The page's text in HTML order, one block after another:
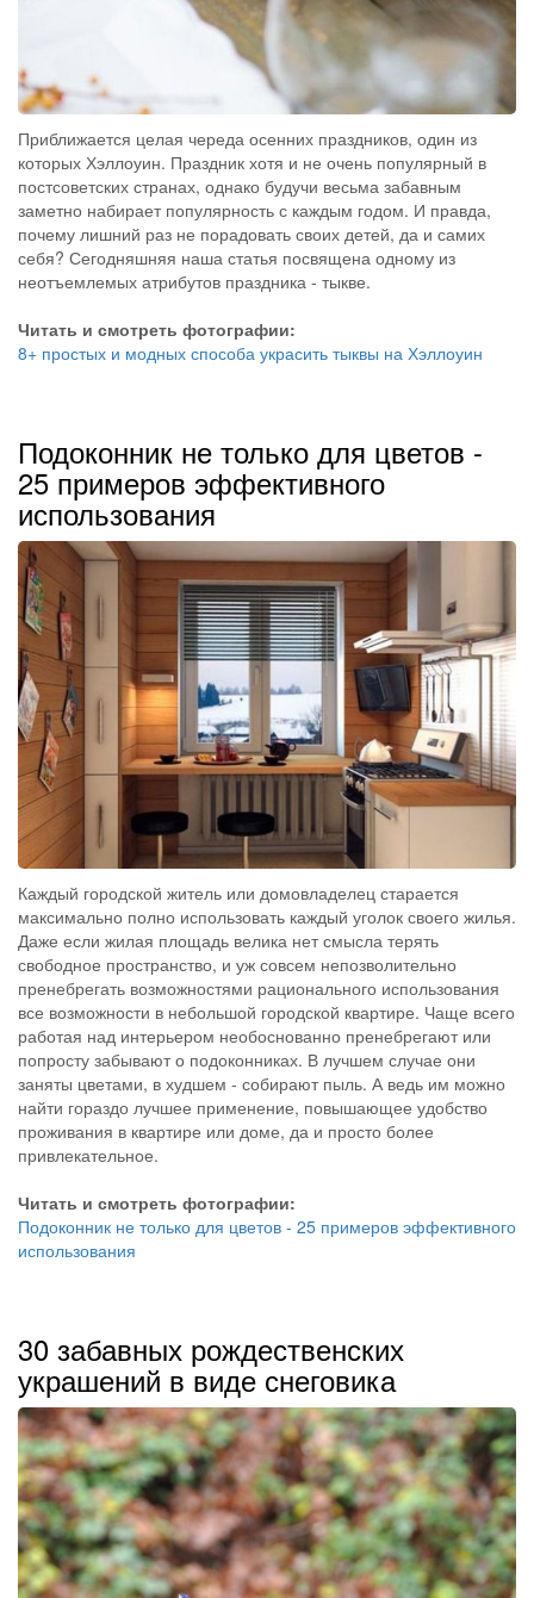
Приближается целая череда осенних праздников, один из
которых Хэллоуин. Праздник хотя и не очень популярный в
постсоветских странах, однако будучи весьма забавным
заметно набирает популярность с каждым годом. И правда,
почему лишний раз не порадовать своих детей, да и самих
себя? Сегодняшняя наша статья посвящена одному из
неотъемлемых атрибутов праздника - тыкве.
Читать и смотреть фотографии:
8+ простых и модных способа украсить тыквы на Хэллоуин
Подоконник не только для цветов -
25 примеров эффективного
использования
Каждый городской житель или домовладелец старается
максимально полно использовать каждый уголок своего жилья.
Даже если жилая площадь велика нет смысла терять
свободное пространство, и уж совсем непозволительно
пренебрегать возможностями рационального использования
все возможности в небольшой городской квартире. Чаще всего
работая над интерьером необоснованно пренебрегают или
попросту забывают о подоконниках. В лучшем случае они
заняты цветами, в худшем - собирают пыль. А ведь им можно
найти гораздо лучшее применение, повышающее удобство
проживания в квартире или доме, да и просто более
привлекательное.
Читать и смотреть фотографии:
Подоконник не только для цветов - 25 примеров эффективного
использования
30 забавных рождественских
украшений в виде снеговика